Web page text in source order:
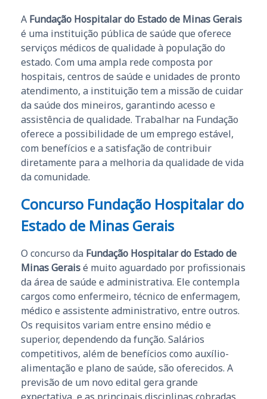
A Fundação Hospitalar do Estado de Minas Gerais
é uma instituição pública de saúde que oferece
serviços médicos de qualidade à população do
estado. Com uma ampla rede composta por
hospitais, centros de saúde e unidades de pronto
atendimento, a instituição tem a missão de cuidar
da saúde dos mineiros, garantindo acesso e
assistência de qualidade. Trabalhar na Fundação
oferece a possibilidade de um emprego estável,
com benefícios e a satisfação de contribuir
diretamente para a melhoria da qualidade de vida
da comunidade.
Concurso Fundação Hospitalar do
Estado de Minas Gerais
O concurso da Fundação Hospitalar do Estado de
Minas Geraisé muito aguardado por profissionais
da área de saúde e administrativa. Ele contempla
cargos como enfermeiro, técnico de enfermagem,
médico e assistente administrativo, entre outros.
Os requisitos variam entre ensino médio e
superior, dependendo da função. Salários
competitivos, além de benefícios como auxílio-
alimentação e plano de saúde, são oferecidos. A
previsão de um novo edital gera grande